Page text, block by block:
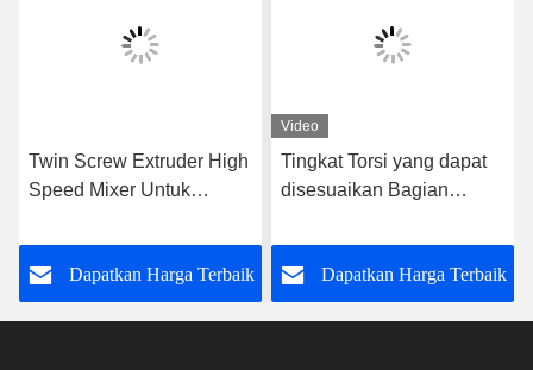
Twin Screw Extruder High
Speed Mixer Untuk
Pengering Jenis
Laboratorium
Dapatkan Harga Terbaik
Video
Tingkat Torsi yang dapat
disesuaikan Bagian
Screw Extruder Gearbox
Dapatkan Harga Terbaik